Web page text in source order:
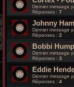
Dernier message
Réponses : 7
Johnny
Dernier message
Réponses : 2
Bobbi
Dernier message
Réponses : 3
Eddie
Dernier message
Réponses : 4